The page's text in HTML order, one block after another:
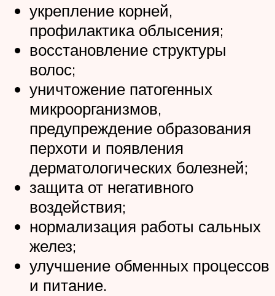
укрепление корней,
профилактика облысения;
восстановление структуры
волос;
уничтожение патогенных
микроорганизмов,
предупреждение образования
перхоти и появления
дерматологических болезней;
защита от негативного
воздействия;
нормализация работы сальных
желез;
улучшение обменных процессов
и питание.